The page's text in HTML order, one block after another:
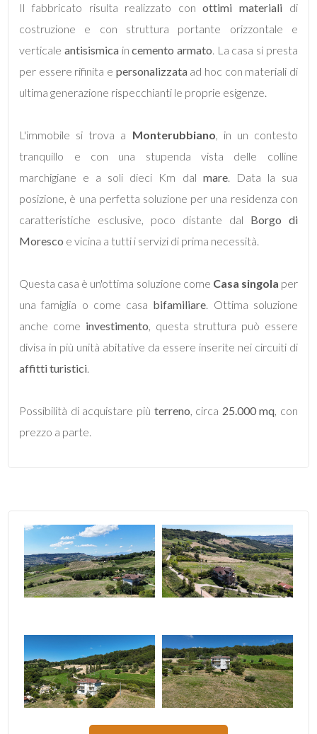
Il fabbricato risulta realizzato conottimi materiali di
costruzione e con struttura portante orizzontale e
verticale antisismica incemento armato. La casa si presta
per essere rifinita e personalizzataad hoc con materiali di
ultima generazione rispecchianti le proprie esigenze.
L'immobile si trova a Monterubbiano, in un contesto
tranquillo e con una stupenda vista delle colline
marchigiane e a soli dieci Km dal mare. Data la sua
posizione, è una perfetta soluzione per una residenza con
caratteristiche esclusive, poco distante dal Borgo di
Moresco e vicina a tutti i servizi di prima necessità.
Questa casa è un'ottima soluzione come Casa singola per
una famiglia o come casa bifamiliare. Ottima soluzione
anche come investimento, questa struttura può essere
divisa in più unità abitative da essere inserite nei circuiti di
affitti turistici.
Possibilità di acquistare più terreno, circa 25.000 mq, con
prezzo a parte.
2
3
4
5
5+
Bagni
minimi
Qualsiasi
1
2
5+
Camere
minime
Qualsiasi
1